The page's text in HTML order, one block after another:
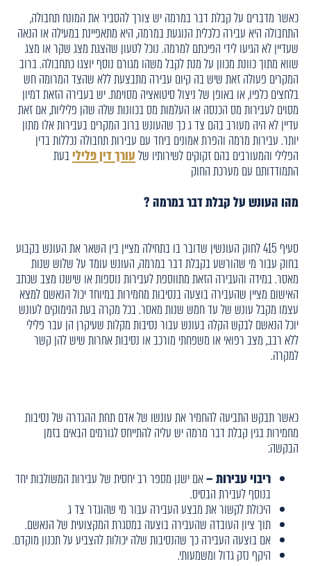
כאשר מדברים על קבלת דבר במרמה יש צורך להסביר את המונח תחבולה,
התחבולה היא עבירה כלכלית הנוגעת במרמה, היא מתאפיינת במעילה או הנאה
שעדיין לא הגיעו לידי הפיכתם למרמה. נוכל לטעון שהצגת מצג שקר או מצג
שווא מתוך כוונת מכוון על מנת לקבל משהו מגורם נוסף יוצגו כתחבולה. ברוב
המקרים פעולה זאת שיש בה קיום עבירה מתבצעת ללא שהצד המרומה חש
בלחצים כלפיו, או באופן של ניצול סיטואציה מסוימת. יש בעבירה הזאת דמיון
מסוים לעבירות מס הכנסה או העלמות מס בכוונות שלה שהן פליליות, אם זאת
עדיין לא היה מעורב בהם צד ג כך שהעונש ברוב המקרים בעבירות אלו מתון
יותר. עבירות מרמה והפרת אמונים ביחד עם עבירות תחבולה נכללות בדין
הפלילי והמעורבים בהם זקוקים לשירותיו שלעורך דין פליליבעת
התמודדותם עם מערכת החוק
מהו העונש על קבלת דבר במרמה ?
סעיף 415 לחוק העונשין שדובר בו בתחילה מציין בין השאר את העונש בקבוע
בחוק עבור מי שהורשע בקבלת דבר במרמה, העונש עומד על שלוש שנות
מאסר. במידה והעבירה הזאת מתווספת לעבירות נוספות או שישנו מצב שכתב
האישום מציין שהעבירה בוצעה בנסיבות מחמירות במיוחד יכול הנאשם למצא
עצמו מקבל עונש של עד חמש שנות מאסר. בכל מקרה בעת הנימוקים לעונש
יוכל הנאשם לבקש הקלה בעונש עבור נסיבות מקלות שעיקרן הן עבר פלילי
ללא רבב, מצב רפואי או משפחתי מורכב או נסיבות אחרות שיש להן קשר
למקרה.
כאשר תבקש התביעה להחמיר את עונשו של אדם תחת ההגדרה של נסיבות
מחמירות בגין קבלת דבר מרמה יש עליה להתייחס לגורמים הבאים בזמן
הבקשה:
ריבוי עבירות –אם ישנן מספר רב יחסית של עבירות המשולבות יחד
בנוסף לעבירת הבסיס.
היכולת לקשור את מבצע העבירה עבור מי שהוגדר צד ג
תוך ציון העובדה שהעבירה בוצעה במסגרת המקצועית של הנאשם.
אם בוצעה העבירה כך שהנסיבות שלה יכולות להצביע על תכנון מוקדם.
היקף נזק גדול ומשמעותי.